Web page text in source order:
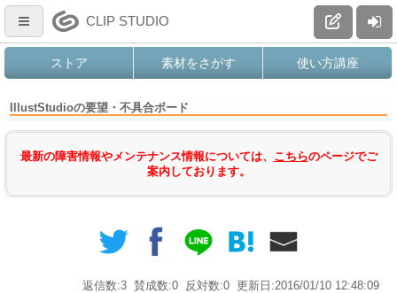
CLIP STUDIO
ストア 素材をさがす 使い方講座
IllustStudioの要望・不具合ボード
最新の障害情報やメンテナンス情報については、 こちらのページでご
案内しております。
更新日:2016/01/10 12:48:09
反対数:0
賛成数:0
返信数:3